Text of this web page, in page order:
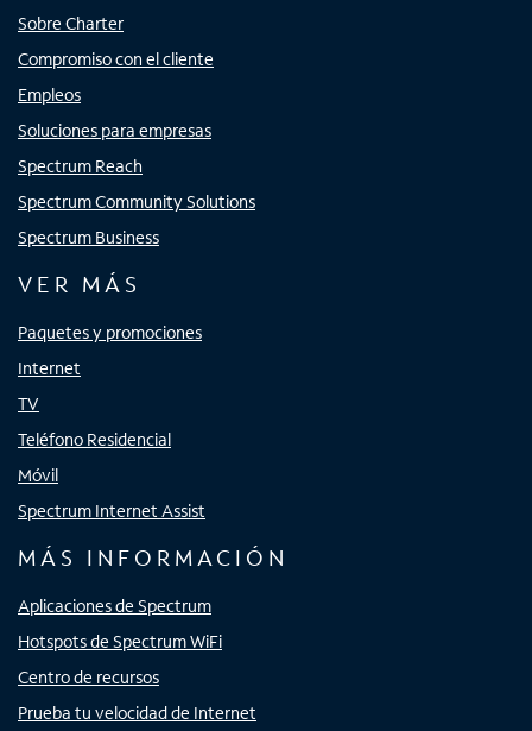
Sobre Charter
Compromiso con el cliente
Empleos
Soluciones para empresas
Spectrum Reach
Spectrum Community Solutions
Spectrum Business
VER MÁS
Paquetes y promociones
Internet
TV
Teléfono Residencial
Móvil
Spectrum Internet Assist
MÁS INFORMACIÓN
Aplicaciones de Spectrum
Hotspots de Spectrum WiFi
Centro de recursos
Prueba tu velocidad de Internet